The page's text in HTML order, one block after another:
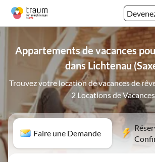
Appartements de vacances
dans Lichtenau
Trouvez votre location de vacances de
2 Locations de Vacances
Faire une Demande